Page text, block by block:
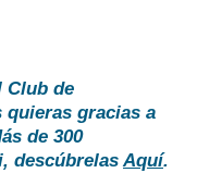
Club de
quieras gracias a
de 300
descúbrelasAquí.